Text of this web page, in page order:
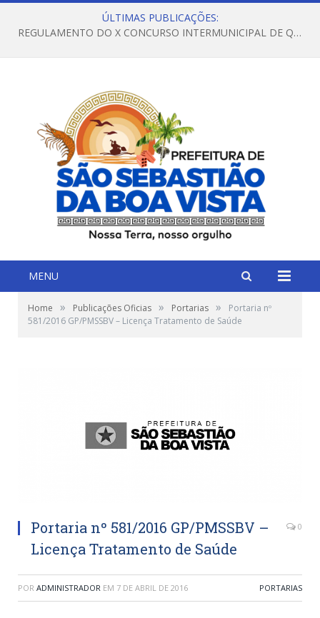
ÚLTIMAS PUBLICAÇÕES:
REGULAMENTO DO X CONCURSO INTERMUNICIPAL DE QUADRILHAS JUNINAS – 2026 – ARRAIÁ DA VENEZA
MENU
Home » Publicações Oficias » Portarias »
Portaria nº
581/2016 GP/PMSSBV – Licença Tratamento de Saúde
Portaria nº 581/2016 GP/PMSSBV –
Licença Tratamento de Saúde
0
POR ADMINISTRADOR EM 7 DE ABRIL DE 2016 PORTARIAS